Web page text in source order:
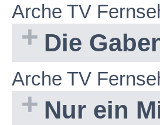
Arche TV
Die
Arche TV
Nur ein